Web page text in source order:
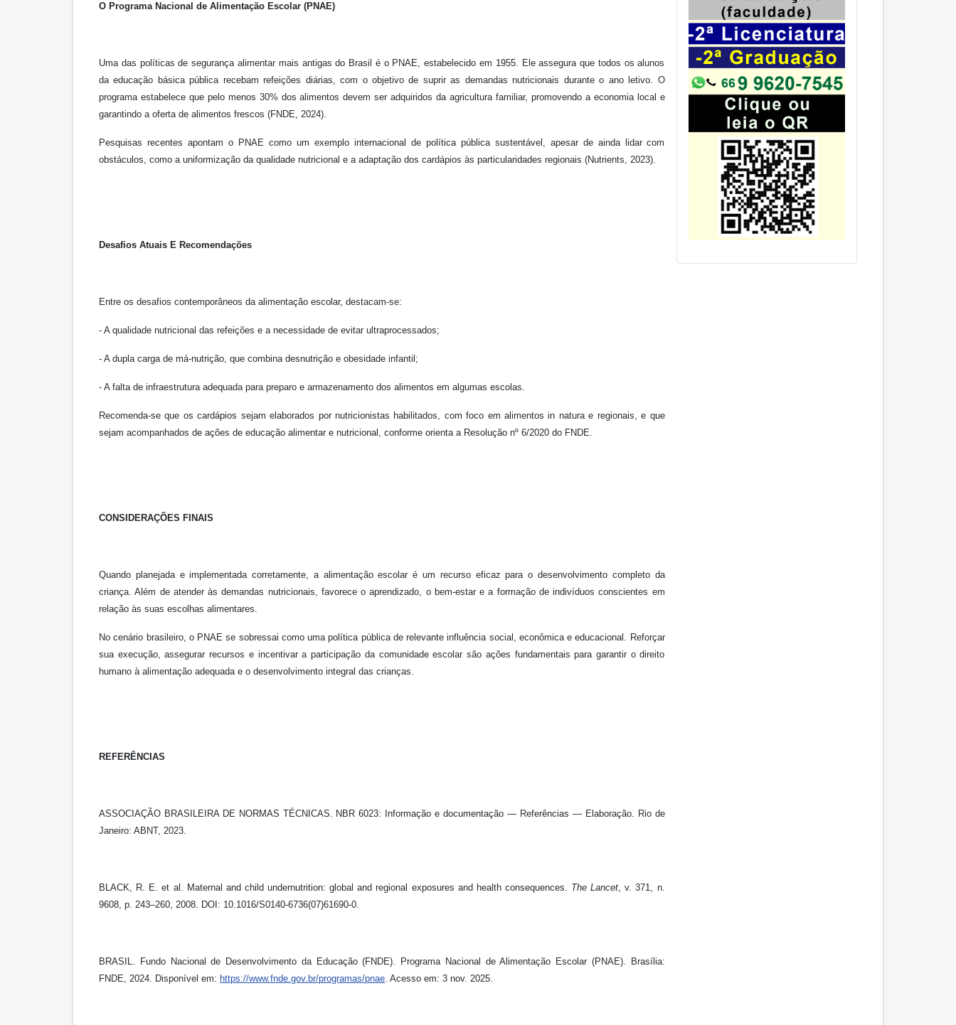
O Programa Nacional de Alimentação Escolar (PNAE)
Uma das políticas de segurança alimentar mais antigas do Brasil é o PNAE, estabelecido em 1955. Ele assegura que todos os alunos
da educação básica pública recebam refeições diárias, com o objetivo de suprir as demandas nutricionais durante o ano letivo. O
programa estabelece que pelo menos 30% dos alimentos devem ser adquiridos da agricultura familiar, promovendo a economia local e
garantindo a oferta de alimentos frescos (FNDE, 2024).
Pesquisas recentes apontam o PNAE como um exemplo internacional de política pública sustentável, apesar de ainda lidar com
obstáculos, como a uniformização da qualidade nutricional e a adaptação dos cardápios às particularidades regionais (Nutrients, 2023).
Desafios Atuais E Recomendações
Entre os desafios contemporâneos da alimentação escolar, destacam-se:
- A qualidade nutricional das refeições e a necessidade de evitar ultraprocessados;
- A dupla carga de má-nutrição, que combina desnutrição e obesidade infantil;
- A falta de infraestrutura adequada para preparo e armazenamento dos alimentos em algumas escolas.
Recomenda-se que os cardápios sejam elaborados por nutricionistas habilitados, com foco em alimentos in natura e regionais, e que
sejam acompanhados de ações de educação alimentar e nutricional, conforme orienta a Resolução nº 6/2020 do FNDE.
CONSIDERAÇÕES FINAIS
Quando planejada e implementada corretamente, a alimentação escolar é um recurso eficaz para o desenvolvimento completo da
criança. Além de atender às demandas nutricionais, favorece o aprendizado, o bem-estar e a formação de indivíduos conscientes em
relação às suas escolhas alimentares.
No cenário brasileiro, o PNAE se sobressai como uma política pública de relevante influência social, econômica e educacional. Reforçar
sua execução, assegurar recursos e incentivar a participação da comunidade escolar são ações fundamentais para garantir o direito
humano à alimentação adequada e o desenvolvimento integral das crianças.
REFERÊNCIAS
ASSOCIAÇÃO BRASILEIRA DE NORMAS TÉCNICAS. NBR 6023: Informação e documentação — Referências — Elaboração. Rio de
Janeiro: ABNT, 2023.
BLACK, R. E. et al. Maternal and child undernutrition: global and regional exposures and health consequences. The Lancet, v. 371, n.
9608, p. 243–260, 2008. DOI: 10.1016/S0140-6736(07)61690-0.
BRASIL. Fundo Nacional de Desenvolvimento da Educação (FNDE). Programa Nacional de Alimentação Escolar (PNAE). Brasília:
FNDE, 2024. Disponível em: https://www.fnde.gov.br/programas/pnae. Acesso em: 3 nov. 2025.